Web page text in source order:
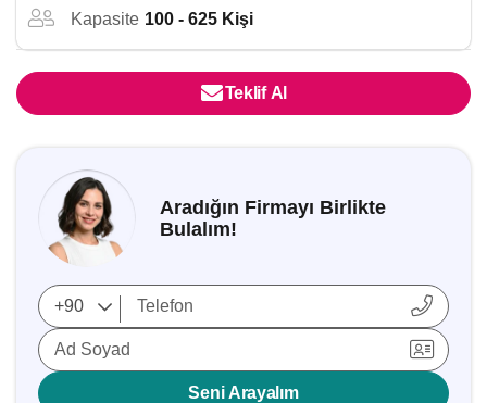
Kapasite 100 - 625 Kişi
Teklif Al
Aradığın Firmayı Birlikte
Bulalım!
Ad Soyad
Seni Arayalım